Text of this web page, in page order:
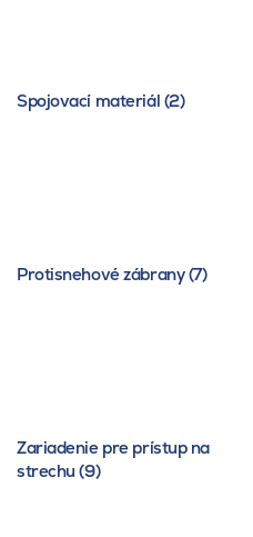
Spojovací materiál (2)
Protisnehové zábrany (7)
Zariadenie pre prístup na
strechu (9)